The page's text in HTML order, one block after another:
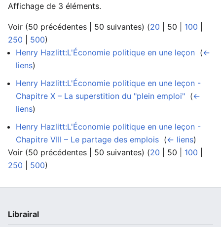
Affichage de 3 éléments.
Voir (50 précédentes 50 suivantes) (20 50 100
250
500)
Henry Hazlitt:L'Économie politique en une leçon (←
liens)
Henry Hazlitt:L'Économie politique en une leçon -
Chapitre X – La superstition du "plein emploi" (←
liens)
Henry Hazlitt:L'Économie politique en une leçon -
Chapitre VIII – Le partage des emplois (← liens)
Voir (50 précédentes 50 suivantes) (20 50 100
250
500)
Librairal